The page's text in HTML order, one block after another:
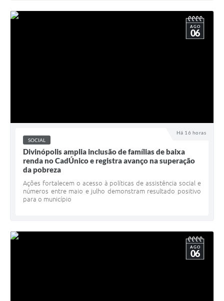
Há 16 horas
AGO
06
SOCIAL
Divinópolis amplia inclusão de famílias de baixa
renda no CadÚnico e registra avanço na superação
da pobreza
Ações fortalecem o acesso à políticas de assistência social e
números entre maio e julho demonstram resultado positivo
para o município
AGO
06